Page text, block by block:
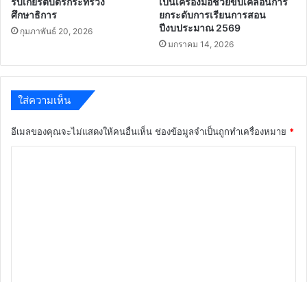
ศึกษาธิการ
กุมภาพันธ์ 20, 2026
ยกระดับการเรียนการสอน
ปีงบประมาณ 2569
มกราคม 14, 2026
ใส่ความเห็น
อีเมลของคุณจะไม่แสดงให้คนอื่นเห็น ช่องข้อมูลจำเป็นถูกทำเครื่องหมาย *